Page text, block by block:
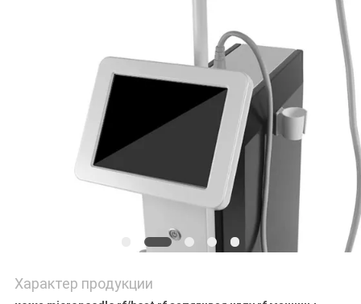
Характер продукции